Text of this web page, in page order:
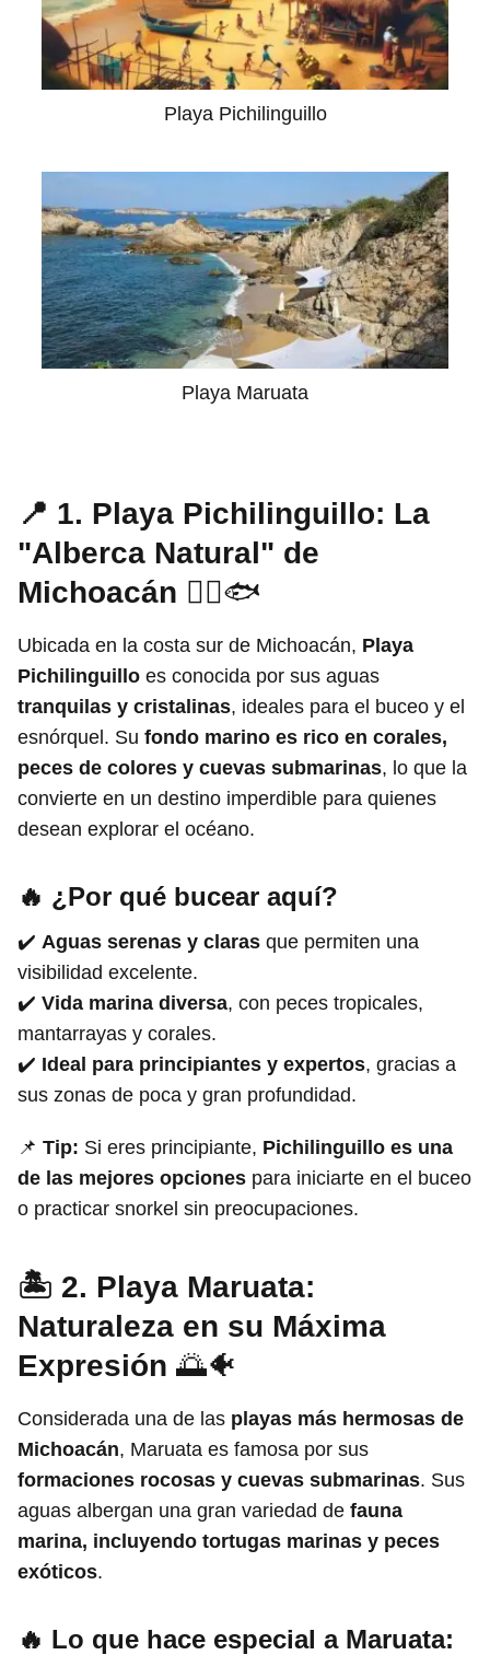
Playa Pichilinguillo
Playa Maruata
📍 1. Playa Pichilinguillo: La
"Alberca Natural" de
Michoacán 🏊‍♂️🐟
Ubicada en la costa sur de Michoacán, Playa
Pichilinguillo es conocida por sus aguas
tranquilas y cristalinas, ideales para el buceo y el
esnórquel. Su fondo marino es rico en corales,
peces de colores y cuevas submarinas, lo que la
convierte en un destino imperdible para quienes
desean explorar el océano.
🔥 ¿Por qué bucear aquí?
✔️ Aguas serenas y claras que permiten una
visibilidad excelente.
✔️ Vida marina diversa, con peces tropicales,
mantarrayas y corales.
✔️ Ideal para principiantes y expertos, gracias a
sus zonas de poca y gran profundidad.
📌 Tip: Si eres principiante, Pichilinguillo es una
de las mejores opciones para iniciarte en el buceo
o practicar snorkel sin preocupaciones.
🏝️ 2. Playa Maruata:
Naturaleza en su Máxima
Expresión 🌅🐠
Considerada una de las playas más hermosas de
Michoacán, Maruata es famosa por sus
formaciones rocosas y cuevas submarinas. Sus
aguas albergan una gran variedad de fauna
marina, incluyendo tortugas marinas y peces
exóticos.
🔥 Lo que hace especial a Maruata: